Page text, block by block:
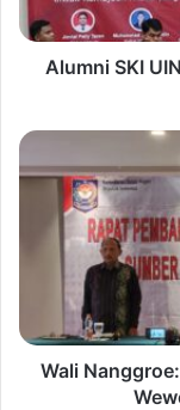
Alumni SKI
Wali